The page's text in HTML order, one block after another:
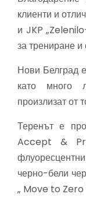
клиенти и
и JKP
за трениране
Нови Белград
като много
произлизат от
Теренът е
Accept &
черно-бели
„ Move to Zero